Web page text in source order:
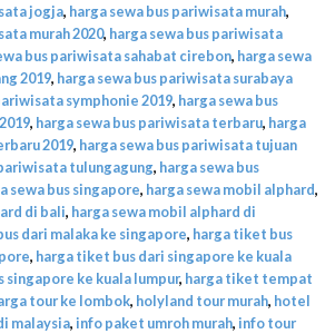
jogja, harga sewa bus pariwisata murah,
murah 2020, harga sewa bus pariwisata
bus pariwisata sahabat cirebon, harga sewa
2019, harga sewa bus pariwisata surabaya
symphonie 2019, harga sewa bus
, harga sewa bus pariwisata terbaru, harga
2019, harga sewa bus pariwisata tujuan
tulungagung, harga sewa bus
sewa bus singapore, harga sewa mobil alphard,
di bali, harga sewa mobil alphard di
dari malaka ke singapore, harga tiket bus
, harga tiket bus dari singapore ke kuala
singapore ke kuala lumpur, harga tiket tempat
tour ke lombok, holyland tour murah, hotel
malaysia, info paket umroh murah, info tour